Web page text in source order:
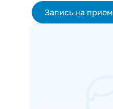
Запись на прием